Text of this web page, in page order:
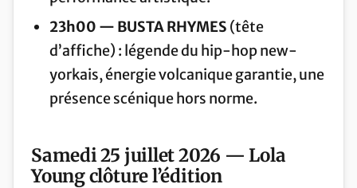
23h00 — BUSTA RHYMES (tête
d’affiche) : légende du hip-hop new-
yorkais, énergie volcanique garantie, une
présence scénique hors norme.
Samedi 25 juillet 2026 — Lola
Young clôture l’édition